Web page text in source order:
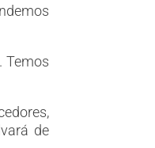
Temos
de